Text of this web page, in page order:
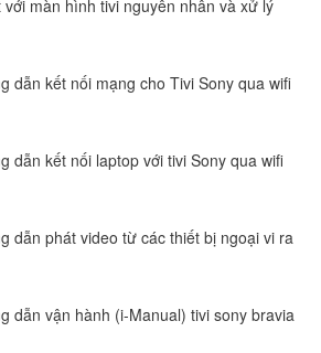
màn hình tivi nguyên nhân và xử lý
dẫn kết nối mạng cho Tivi Sony qua wifi
dẫn kết nối laptop với tivi Sony qua wifi
dẫn phát video từ các thiết bị ngoại vi ra
dẫn vận hành (i-Manual) tivi sony bravia